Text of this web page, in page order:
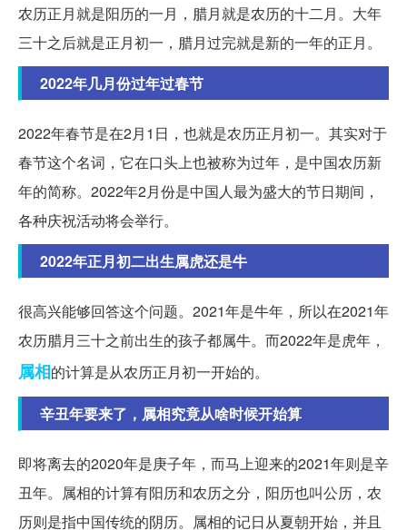
农历正月就是阳历的一月，腊月就是农历的十二月。大年
三十之后就是正月初一，腊月过完就是新的一年的正月。
2022年几月份过年过春节
2022年春节是在2月1日，也就是农历正月初一。其实对于
春节这个名词，它在口头上也被称为过年，是中国农历新
年的简称。2022年2月份是中国人最为盛大的节日期间，
各种庆祝活动将会举行。
2022年正月初二出生属虎还是牛
很高兴能够回答这个问题。2021年是牛年，所以在2021年
农历腊月三十之前出生的孩子都属牛。而2022年是虎年，
属相的计算是从农历正月初一开始的。
辛丑年要来了，属相究竟从啥时候开始算
即将离去的2020年是庚子年，而马上迎来的2021年则是辛
丑年。属相的计算有阳历和农历之分，阳历也叫公历，农
历则是指中国传统的阴历。属相的记日从夏朝开始，并且